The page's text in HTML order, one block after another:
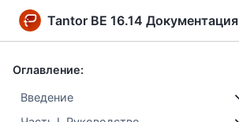
Tantor BE 16.14 Документация
Оглавление:
Введение